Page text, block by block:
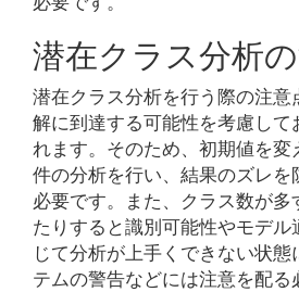
潜在クラス分析
潜在クラス分析を行う際の注
解に到達する可能性を考慮して
れます。そのため、初期値を変
件の分析を行い、結果のズレ
必要です。また、クラス数が
たりすると識別可能性やモデル
じて分析が上手くできない状
テムの警告などには注意を配る